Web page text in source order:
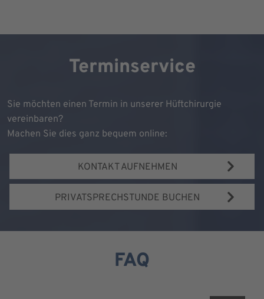
Terminservice
Sie möchten einen Termin in unserer Hüftchirurgie
vereinbaren?
Machen Sie dies ganz bequem online:
KONTAKT AUFNEHMEN
PRIVATSPRECHSTUNDE BUCHEN
FAQ